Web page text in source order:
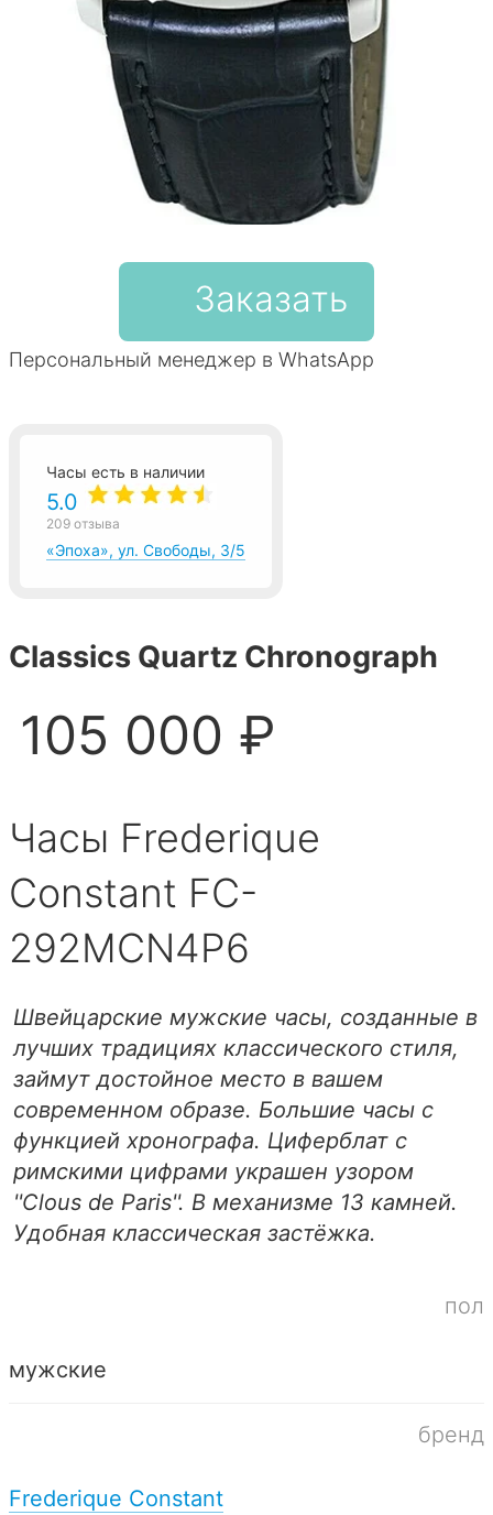
Заказать
Персональный менеджер в WhatsApp
Часы есть в наличии
5.0
209 отзыва
«Эпоха», ул. Свободы, 3/5
Classics Quartz Chronograph
105 000 ₽
Часы Frederique
Constant FC-
292MCN4P6
Швейцарские мужские часы, созданные в
лучших традициях классического стиля,
займут достойное место в вашем
современном образе. Большие часы с
функцией хронографа. Циферблат с
римскими цифрами украшен узором
''Сlous de Paris''. В механизме 13 камней.
Удобная классическая застёжка.
пол
мужские
бренд
Frederique Constant